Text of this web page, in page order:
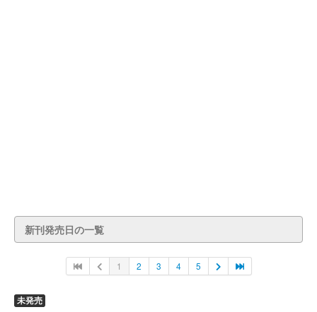
新刊発売日の一覧
1 2 3 4 5
未発売